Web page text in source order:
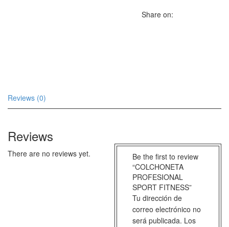
Share on:
Reviews (0)
Reviews
There are no reviews yet.
Be the first to review
“COLCHONETA
PROFESIONAL
SPORT FITNESS”
Tu dirección de
correo electrónico no
será publicada. Los